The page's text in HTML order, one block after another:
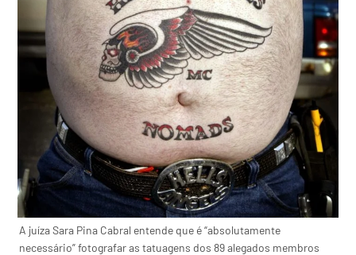
A juíza Sara Pina Cabral entende que é “absolutamente
necessário” fotografar as tatuagens dos 89 alegados membros